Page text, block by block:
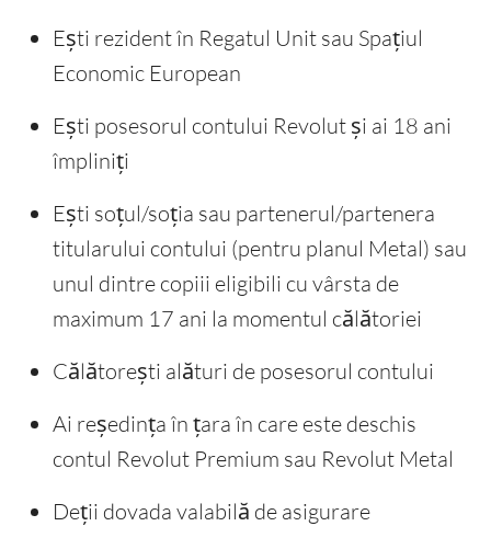
Ești rezident în Regatul Unit sau Spațiul
Economic European
Ești posesorul contului Revolut și ai 18 ani
împliniți
Ești soțul/soția sau partenerul/partenera
titularului contului (pentru planul Metal) sau
unul dintre copiii eligibili cu vârsta de
maximum 17 ani la momentul călătoriei
Călătorești alături de posesorul contului
Ai reședința în țara în care este deschis
contul Revolut Premium sau Revolut Metal
Deții dovada valabilă de asigurare